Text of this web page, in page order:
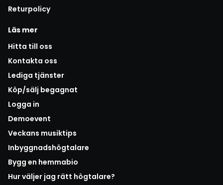
Returpolicy
Läs mer
Hitta till oss
Kontakta oss
Lediga tjänster
Köp/sälj begagnat
Logga in
Demoevent
Veckans musiktips
Inbyggnadshögtalare
Bygg en hemmabio
Hur väljer jag rätt högtalare?